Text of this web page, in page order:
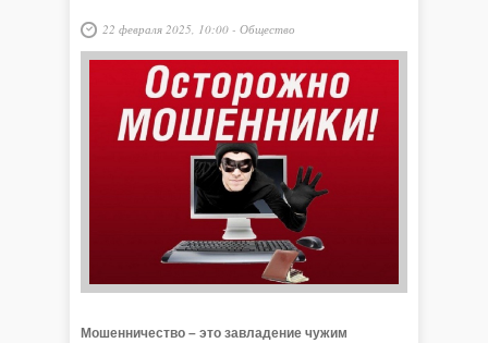
22 февраля 2025, 10:00 - Общество
Мошенничество – это завладение чужим